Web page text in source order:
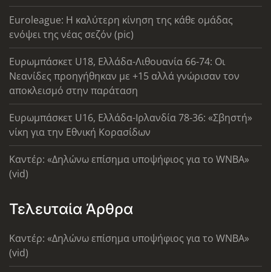
Euroleague: Η καλύτερη κίνηση της κάθε ομάδας
ενόψει της νέας σεζόν (pic)
Ευρωμπάσκετ U18, Ελλάδα-Λιθουανία 66-74: Οι
Νεανίδες προηγήθηκαν με +15 αλλά γνώρισαν τον
αποκλεισμό στην παράταση
Ευρωμπάσκετ U16, Ελλάδα-Ιρλανδία 78-36: «Σβηστή»
νίκη για την Εθνική Κορασίδων
Καντέρ: «Δηλώνω επίσημα υποψήφιος για το WNBA»
(vid)
Τελευταία Άρθρα
Καντέρ: «Δηλώνω επίσημα υποψήφιος για το WNBA»
(vid)